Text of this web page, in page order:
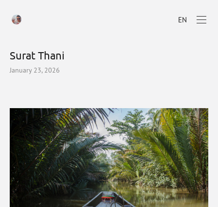
EN
Surat Thani
January 23, 2026